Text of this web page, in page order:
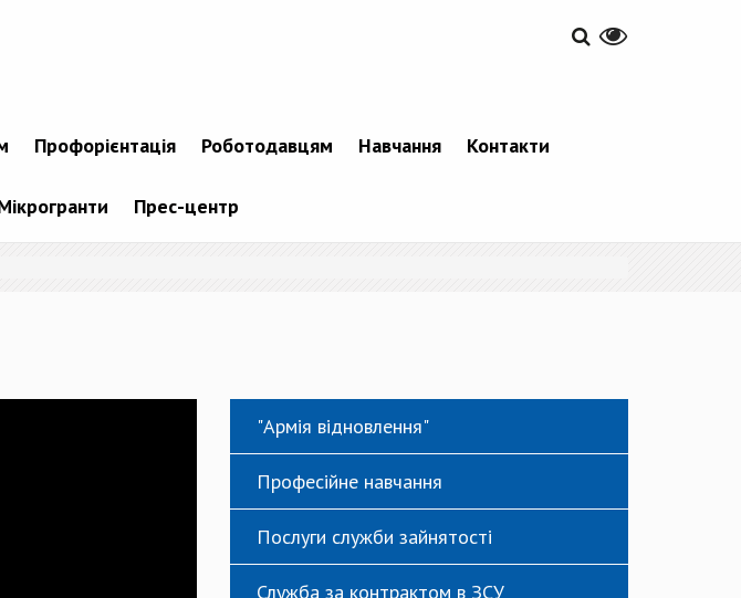
Профорієнтація Роботодавцям Навчання Контакти
Прес-центр
"Армія відновлення"
Професійне навчання
Послуги служби зайнятості
Служба за контрактом в ЗСУ